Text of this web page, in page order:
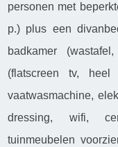
personen met
p.) plus een
badkamer
(flatscreen tv, heel
vaatwasmachine,
dressing, wifi,
tuinmeubelen